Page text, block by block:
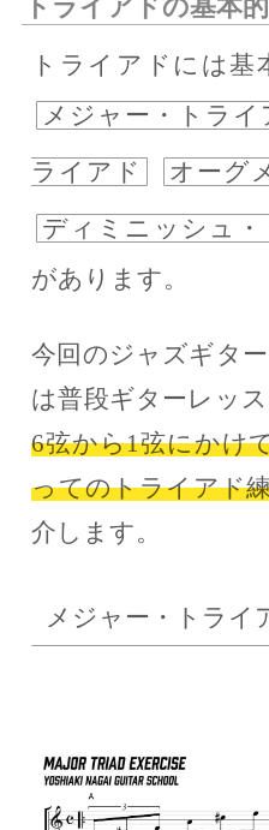
トライアドの基本
トライアドには基
メジャー・トライ
ライアド オーグ
ディミニッシュ・
があります。
今回のジャズギタ
は普段ギターレッ
6弦から1弦にかけ
ってのトライアド
介します。
メジャー・トライ